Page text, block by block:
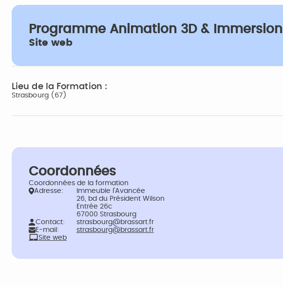
Programme Animation 3D & Immersion
Site web
Lieu de la Formation :
Strasbourg (67)
Coordonnées
Coordonnées de la formation
Adresse:
Immeuble l’Avancée
26, bd du Président Wilson
Entrée 26c
67000 Strasbourg
Contact:
strasbourg@brassart.fr
E-mail:
strasbourg@brassart.fr
Site web